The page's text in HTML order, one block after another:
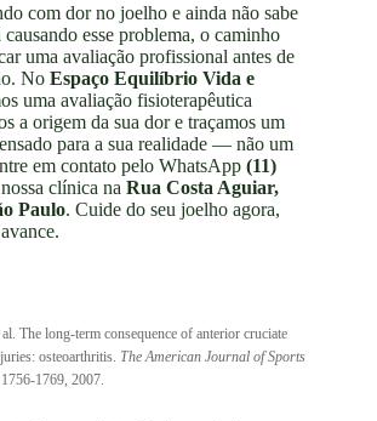
com dor no joelho e ainda não sabe
causando esse problema, o caminho
uma avaliação profissional antes de
No Espaço Equilíbrio Vida e
uma avaliação fisioterapêutica
a origem da sua dor e traçamos um
para a sua realidade — não um
em contato pelo WhatsApp (11)
clínica na Rua Costa Aguiar,
Paulo. Cuide do seu joelho agora,
The long-term consequence of anterior cruciate
osteoarthritis. The American Journal of Sports
1769, 2007.